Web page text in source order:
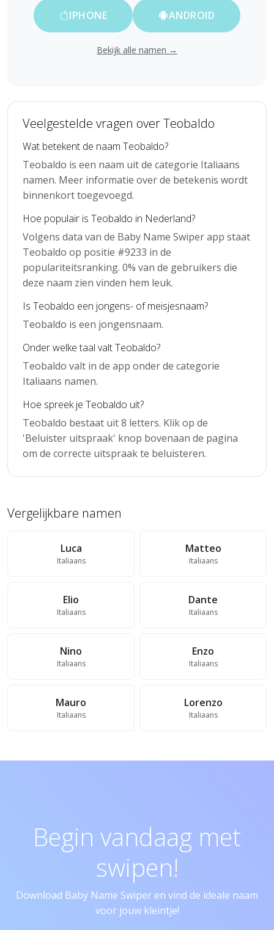
IPHONE ANDROID
Bekijk alle namen →
Veelgestelde vragen over Teobaldo
Wat betekent de naam Teobaldo?
Teobaldo is een naam uit de categorie Italiaans
namen. Meer informatie over de betekenis wordt
binnenkort toegevoegd.
Hoe populair is Teobaldo in Nederland?
Volgens data van de Baby Name Swiper app staat
Teobaldo op positie #9233 in de
populariteitsranking. 0% van de gebruikers die
deze naam zien vinden hem leuk.
Is Teobaldo een jongens- of meisjesnaam?
Teobaldo is een jongensnaam.
Onder welke taal valt Teobaldo?
Teobaldo valt in de app onder de categorie
Italiaans namen.
Hoe spreek je Teobaldo uit?
Teobaldo bestaat uit 8 letters. Klik op de
'Beluister uitspraak' knop bovenaan de pagina
om de correcte uitspraak te beluisteren.
Vergelijkbare namen
Luca
Italiaans
Matteo
Italiaans
Elio
Italiaans
Dante
Italiaans
Nino
Italiaans
Enzo
Italiaans
Mauro
Italiaans
Lorenzo
Italiaans
Begin vandaag met
swipen!
Download Baby Name Swiper en vind de ideale naam
voor jouw kleintje!